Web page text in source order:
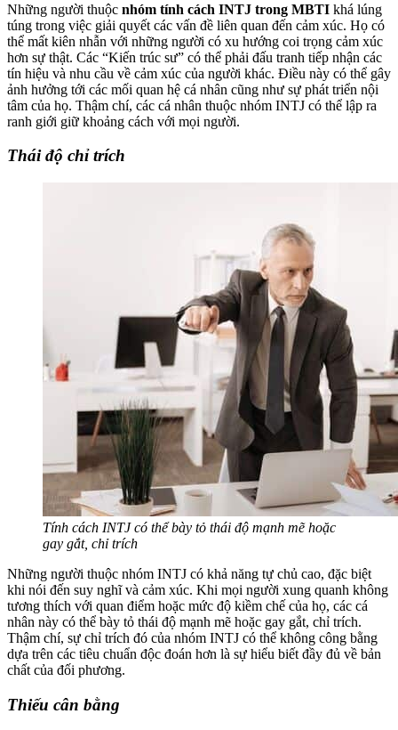
Những người thuộc nhóm tính cách INTJ trong MBTI khá lúng
túng trong việc giải quyết các vấn đề liên quan đến cảm xúc. Họ có
thể mất kiên nhẫn với những người có xu hướng coi trọng cảm xúc
hơn sự thật. Các “Kiến trúc sư” có thể phải đấu tranh tiếp nhận các
tín hiệu và nhu cầu về cảm xúc của người khác. Điều này có thể gây
ảnh hưởng tới các mối quan hệ cá nhân cũng như sự phát triển nội
tâm của họ. Thậm chí, các cá nhân thuộc nhóm INTJ có thể lập ra
ranh giới giữ khoảng cách với mọi người.
Thái độ chỉ trích
Tính cách INTJ có thể bày tỏ thái độ mạnh mẽ hoặc
gay gắt, chỉ trích
Những người thuộc nhóm INTJ có khả năng tự chủ cao, đặc biệt
khi nói đến suy nghĩ và cảm xúc. Khi mọi người xung quanh không
tương thích với quan điểm hoặc mức độ kiềm chế của họ, các cá
nhân này có thể bày tỏ thái độ mạnh mẽ hoặc gay gắt, chỉ trích.
Thậm chí, sự chỉ trích đó của nhóm INTJ có thể không công bằng
dựa trên các tiêu chuẩn độc đoán hơn là sự hiểu biết đầy đủ về bản
chất của đối phương.
Thiếu cân bằng